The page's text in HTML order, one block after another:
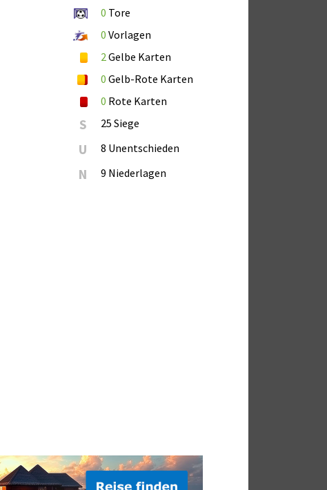
0 Tore
0 Vorlagen
2 Gelbe Karten
0 Gelb-Rote Karten
0 Rote Karten
S 25 Siege
U 8 Unentschieden
N 9 Niederlagen